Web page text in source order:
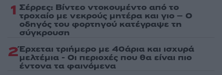
1 Σέρρες: Βίντεο ντοκουμέντο από το
τροχαίο με νεκρούς μητέρα και γιο – Ο
οδηγός του φορτηγού κατέγραψε τη
σύγκρουση
2Έρχεται τριήμερο με 40άρια και ισχυρά
μελτέμια - Οι περιοχές που θα είναι πιο
έντονα τα φαινόμενα